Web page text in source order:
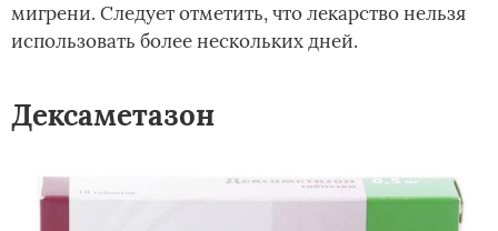
мигрени. Следует отметить, что лекарство нельзя
использовать более нескольких дней.
Дексаметазон